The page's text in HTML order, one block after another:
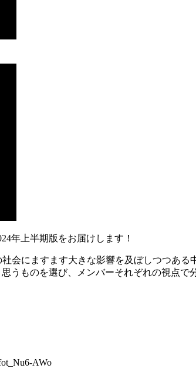
年上半期版をお届けします！
会にますます大きな影響を及ぼしつつある
うものを選び、メンバーそれぞれの視点
AWo